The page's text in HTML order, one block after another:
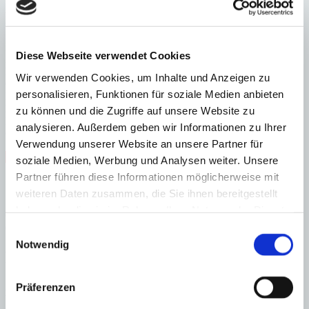
Diese Webseite verwendet Cookies
Wir verwenden Cookies, um Inhalte und Anzeigen zu
personalisieren, Funktionen für soziale Medien anbieten
zu können und die Zugriffe auf unsere Website zu
analysieren. Außerdem geben wir Informationen zu Ihrer
Verwendung unserer Website an unsere Partner für
soziale Medien, Werbung und Analysen weiter. Unsere
Partner führen diese Informationen möglicherweise mit
weiteren Daten zusammen, die Sie ihnen bereitgestellt
Notwendig
Präferenzen
Energieeffizienz
Steuern beim Immobilienkauf auf Mallorca!
Zuständiges Büro
OFICINA CENTRAL SANTA PONSA | Andrin Vögeli
Alle Angaben basieren auf Informationen und Daten, die uns vom
Verkäufer/Auftraggeber zur Verfügung gestellt wurden. Minkner &